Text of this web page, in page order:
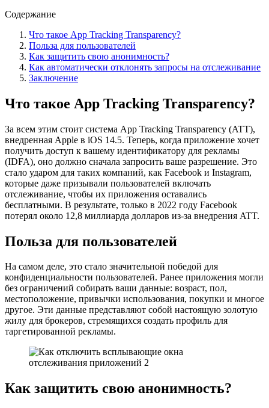
Содержание
Что такое App Tracking Transparency?
Польза для пользователей
Как защитить свою анонимность?
Как автоматически отклонять запросы на отслеживание
Заключение
Что такое App Tracking Transparency?
За всем этим стоит система App Tracking Transparency (ATT),
внедренная Apple в iOS 14.5. Теперь, когда приложение хочет
получить доступ к вашему идентификатору для рекламы
(IDFA), оно должно сначала запросить ваше разрешение. Это
стало ударом для таких компаний, как Facebook и Instagram,
которые даже призывали пользователей включать
отслеживание, чтобы их приложения оставались
бесплатными. В результате, только в 2022 году Facebook
потерял около 12,8 миллиарда долларов из-за внедрения ATT.
Польза для пользователей
На самом деле, это стало значительной победой для
конфиденциальности пользователей. Ранее приложения могли
без ограничений собирать ваши данные: возраст, пол,
местоположение, привычки использования, покупки и многое
другое. Эти данные представляют собой настоящую золотую
жилу для брокеров, стремящихся создать профиль для
таргетированной рекламы.
Как защитить свою анонимность?